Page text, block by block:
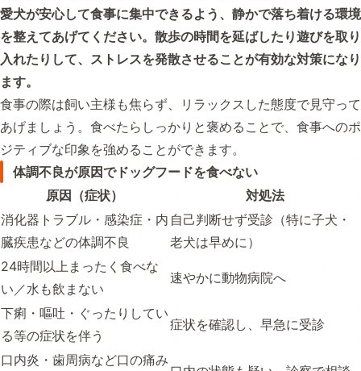
愛犬が安心して食事に集中できるよう、静かで落ち着ける環境
を整えてあげてください。散歩の時間を延ばしたり遊びを取り
入れたりして、ストレスを発散させることが有効な対策になり
ます。
食事の際は飼い主様も焦らず、リラックスした態度で見守って
あげましょう。食べたらしっかりと褒めることで、食事へのポ
ジティブな印象を強めることができます。
体調不良が原因でドッグフードを食べない
原因（症状）
対処法
消化器トラブル・感染症・内
臓疾患などの体調不良
自己判断せず受診（特に子犬・
老犬は早めに）
24時間以上まったく食べな
い／水も飲まない
速やかに動物病院へ
下痢・嘔吐・ぐったりしてい
る等の症状を伴う
症状を確認し、早急に受診
口内炎・歯周病など口の痛み